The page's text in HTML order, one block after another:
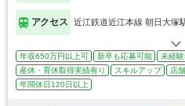
アクセス 近江鉄道近江本線 朝日大塚
年収650万円以上可 新卒も応募可能 未経
産休・育休取得実績有り
スキルアップ 店
年間休日120日以上